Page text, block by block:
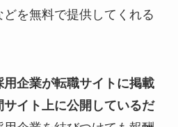
を無料で提供してくれる
企業が転職サイトに掲載
イト上に公開しているだ